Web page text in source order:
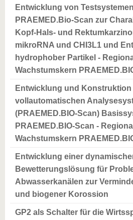
Entwicklung von
PRAEMED.Bio-Scan zur
Kopf-Hals- und
mikroRNA und CHI3L1 und
hydrophober Partikel -
Wachstumskern
Entwicklung und
vollautomatischen
(PRAEMED.BIO-Scan)
PRAEMED.BIO-Scan -
Wachstumskern
Entwicklung einer
Bewetterungslösung für
Abwasserkanälen zur
und biogener Korossion
GP2 als Schalter für die